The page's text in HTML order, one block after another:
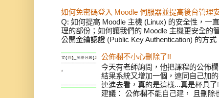
如何免密碼登入 Moodle 伺服器並提高後台管理
Q: 如何提高 Moodle 主機 (Linux) 的安全性，一
理的部份；如何讓我們的 Moodle 主機更安全的
公開金鑰認證 (Public Key Authentication) 的方
公佈欄不小心刪除了!!
今天有老師詢問，他把課程的公佈
結果系統又增加一個，連同自己加
連進去看，真的是這樣...真是杯具
建議： 公佈欄不能自己建， 且刪除